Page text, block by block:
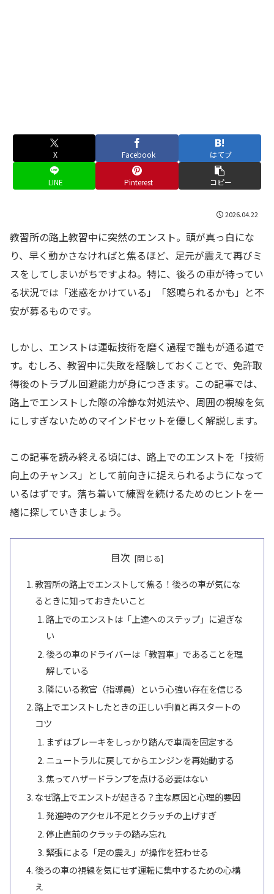
X Facebook はてブ
LINE Pinterest コピー
2026.04.22
教習所の路上教習中に突然のエンスト。頭が真っ白にな
り、早く動かさなければと焦るほど、足元が震えて再びミ
スをしてしまいがちですよね。特に、後ろの車が待ってい
る状況では「迷惑をかけている」「怒鳴られるかも」と不
安が募るものです。
しかし、エンストは運転技術を磨く過程で誰もが通る道で
す。むしろ、教習中に失敗を経験しておくことで、免許取
得後のトラブル回避能力が身につきます。この記事では、
路上でエンストした際の冷静な対処法や、周囲の視線を気
にしすぎないためのマインドセットを優しく解説します。
この記事を読み終える頃には、路上でのエンストを「技術
向上のチャンス」として前向きに捉えられるようになって
いるはずです。落ち着いて練習を続けるためのヒントを一
緒に探していきましょう。
目次
教習所の路上でエンストして焦る！後ろの車が気にな
るときに知っておきたいこと
路上でのエンストは「上達へのステップ」に過ぎな
い
後ろの車のドライバーは「教習車」であることを理
解している
隣にいる教官（指導員）という心強い存在を信じる
路上でエンストしたときの正しい手順と再スタートの
コツ
まずはブレーキをしっかり踏んで車両を固定する
ニュートラルに戻してからエンジンを再始動する
焦ってハザードランプを点ける必要はない
なぜ路上でエンストが起きる？主な原因と心理的要因
発進時のアクセル不足とクラッチの上げすぎ
停止直前のクラッチの踏み忘れ
緊張による「足の震え」が操作を狂わせる
後ろの車の視線を気にせず運転に集中するための心構
え